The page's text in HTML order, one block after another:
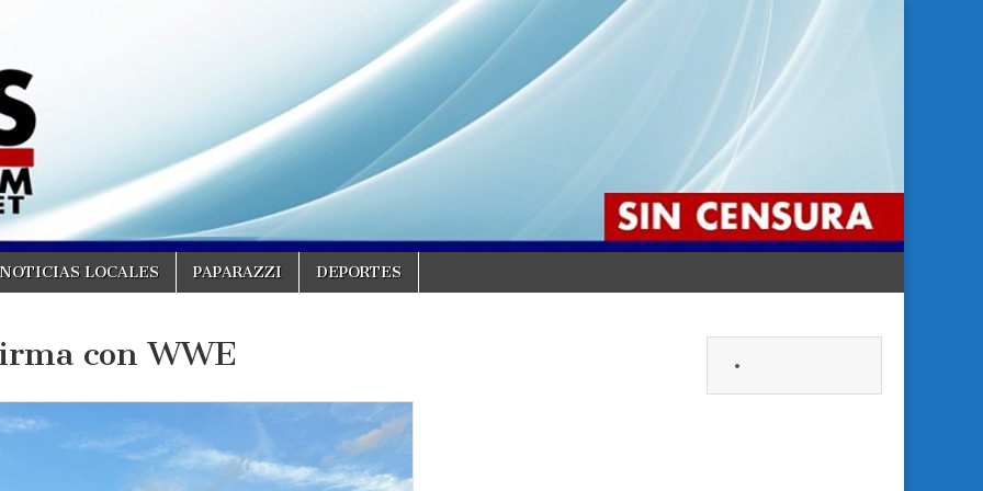
NOTICIAS LOCALES PAPARAZZI DEPORTES
con WWE